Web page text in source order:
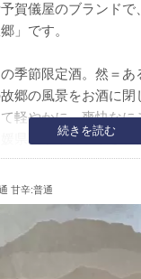
続きを読む
予賀儀屋のブランド
」です。
季節限定酒。然＝あ
郷の風景をお酒に
軽やかに。爽快なに
媛県西条市で収穫され
山地から頂く仕込水
町の文化や風土を自
れた新ブランド「
子の炒め物。うまいう
甘辛:普通